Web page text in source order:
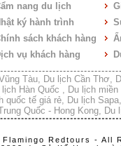
nang du lịch
ký hành trình
sách khách hàng
vụ khách hàng
Tàu, Du lịch Cần Thơ,
lịch Hàn Quốc , Du lịch miền
quốc tế giá rẻ, Du lịch Sapa
Quốc - Hong Kong, Du
Redtours - All